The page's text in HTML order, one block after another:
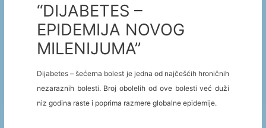
“DIJABETES –
EPIDEMIJA NOVOG
MILENIJUMA”
Dijabetes – šećerna bolest je jedna od najčešćih hroničnih
nezaraznih bolesti. Broj obolelih od ove bolesti već duži
niz godina raste i poprima razmere globalne epidemije.